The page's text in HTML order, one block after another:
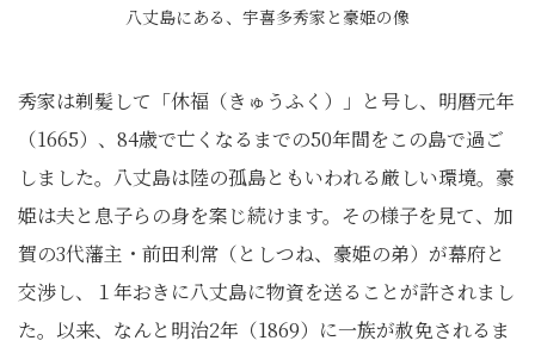
八丈島にある、宇喜多秀家と豪姫の像
秀家は剃髪して「休福（きゅうふく）」と号し、明暦元年
（1665）、84歳で亡くなるまでの50年間をこの島で過ご
しました。八丈島は陸の孤島ともいわれる厳しい環境。豪
姫は夫と息子らの身を案じ続けます。その様子を見て、加
賀の3代藩主・前田利常（としつね、豪姫の弟）が幕府と
交渉し、１年おきに八丈島に物資を送ることが許されまし
た。以来、なんと明治2年（1869）に一族が赦免されるま